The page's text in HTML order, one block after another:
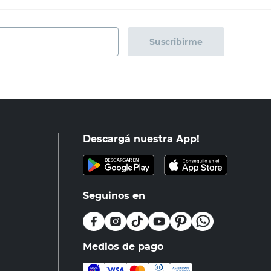
Suscribirme
Descargá nuestra App!
Seguinos en
Medios de pago